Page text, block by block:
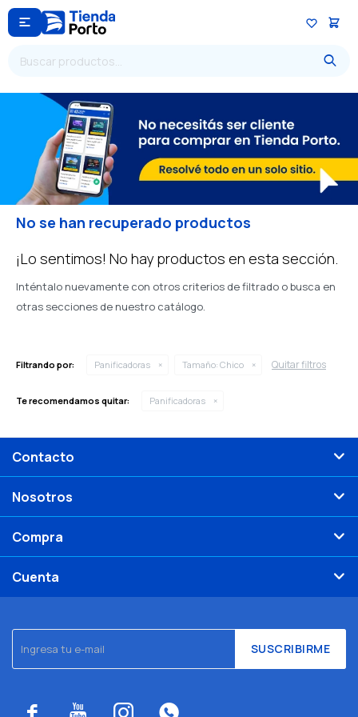

No se han recuperado productos
¡Lo sentimos! No hay productos en esta sección.
Inténtalo nuevamente con otros criterios de filtrado o busca en
otras secciones de nuestro catálogo.
Filtrando por: Panificadoras Tamaño: Chico Quitar filtros
Te recomendamos quitar: Panificadoras
SUSCRIBIRME
   
Contacto
Nosotros
Compra
Cuenta